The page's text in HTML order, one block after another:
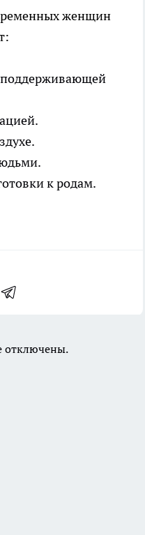
женщин
к родам.
отключены.